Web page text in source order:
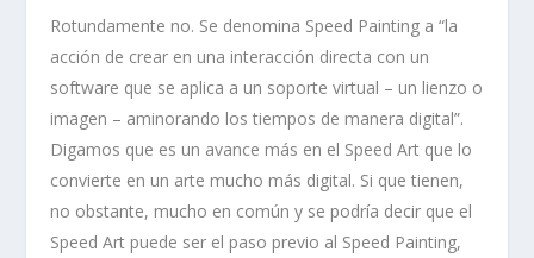
Rotundamente no. Se denomina Speed Painting a “la
acción de crear en una interacción directa con un
software que se aplica a un soporte virtual – un lienzo o
imagen – aminorando los tiempos de manera digital”.
Digamos que es un avance más en el Speed Art que lo
convierte en un arte mucho más digital. Si que tienen,
no obstante, mucho en común y se podría decir que el
Speed Art puede ser el paso previo al Speed Painting,